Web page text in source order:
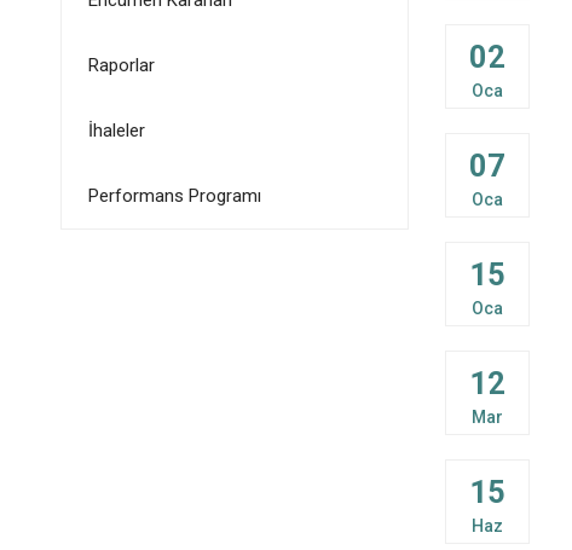
Raporlar
İhaleler
Performans Programı
02
Oca
07
Oca
15
Oca
12
Mar
15
Haz